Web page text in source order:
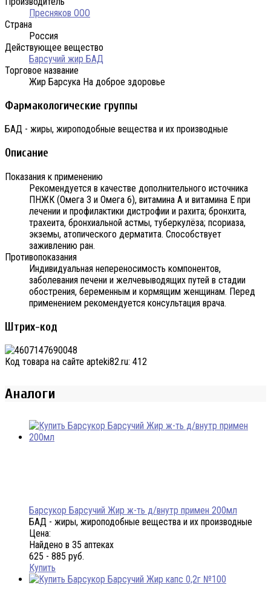
Пресняков ООО
Страна
Россия
Действующее вещество
Барсучий жир БАД
Торговое название
Жир Барсука На доброе здоровье
Фармакологические группы
БАД - жиры, жироподобные вещества и их производные
Описание
Показания к применению
Рекомендуется в качестве дополнительного источника
ПНЖК (Омега 3 и Омега 6), витамина А и витамина Е при
лечении и профилактики дистрофии и рахита; бронхита,
трахеита, бронхиальной астмы, туберкулёза; псориаза,
экземы, атопического дерматита. Способствует
заживлению ран.
Противопоказания
Индивидуальная непереносимость компонентов,
заболевания печени и желчевыводящих путей в стадии
обострения, беременным и кормящим женщинам. Перед
применением рекомендуется консультация врача.
Штрих-код
Код товара на сайте apteki82.ru: 412
Аналоги
Барсукор Барсучий Жир ж-ть д/внутр примен 200мл
БАД - жиры, жироподобные вещества и их производные
Цена:
Найдено в 35 аптеках
625 - 885 руб.
Купить